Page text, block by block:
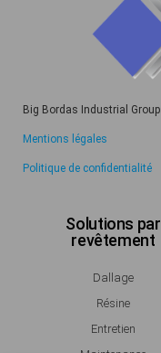
Big Bordas Industrial
Mentions légales
Politique de confidentialité
Solutions par
revêtement
Dallage
Résine
Entretien